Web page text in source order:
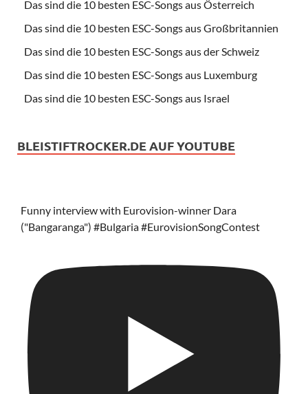
Das sind die 10 besten ESC-Songs aus Österreich
Das sind die 10 besten ESC-Songs aus Großbritannien
Das sind die 10 besten ESC-Songs aus der Schweiz
Das sind die 10 besten ESC-Songs aus Luxemburg
Das sind die 10 besten ESC-Songs aus Israel
BLEISTIFTROCKER.DE AUF YOUTUBE
Funny interview with Eurovision-winner Dara
("Bangaranga") #Bulgaria #EurovisionSongContest